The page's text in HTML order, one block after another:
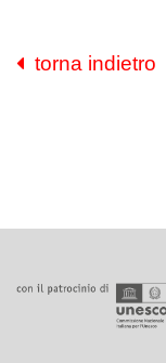
torna indietro